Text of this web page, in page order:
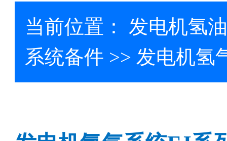
当前位置： 发电机氢
系统备件 >> 发电机氢